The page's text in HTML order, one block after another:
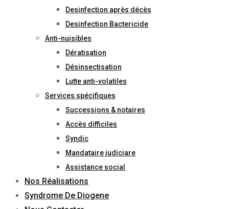
Desinfection après décès
Desinfection Bactericide
Anti-nuisibles
Dératisation
Désinsectisation
Lutte anti-volatiles
Services spécifiques
Successions & notaires
Accès difficiles
Syndic
Mandataire judiciare
Assistance social
Nos Réalisations
Syndrome De Diogene